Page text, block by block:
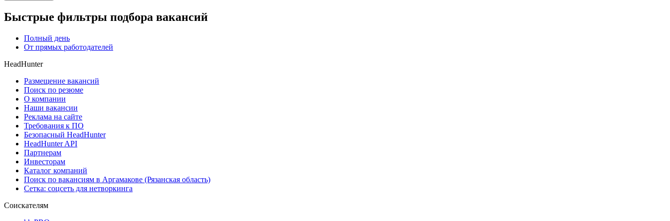
Быстрые фильтры подбора вакансий
Полный день
От прямых работодателей
HeadHunter
Размещение вакансий
Поиск по резюме
О компании
Наши вакансии
Реклама на сайте
Требования к ПО
Безопасный HeadHunter
HeadHunter API
Партнерам
Инвесторам
Каталог компаний
Поиск по вакансиям в Аргамакове (Рязанская область)
Сетка: соцсеть для нетворкинга
Соискателям